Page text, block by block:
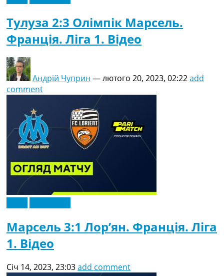
Тулуза 2:3 Олімпік Марсель.
Франція. Ліга 1. Відео
Андрій Чуприн —лютого 20, 2023, 02:22add
comment
Марсель 3:1 Лор’ян. Франція. Ліга
1. Відео
Січ 14, 2023, 23:03add comment